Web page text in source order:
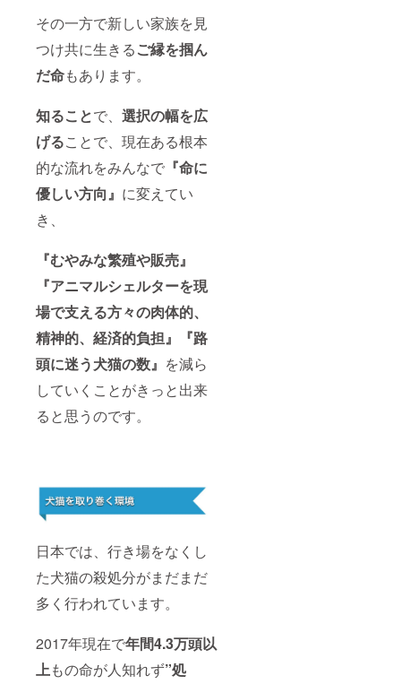
その一方で新しい家族を見
つけ共に生きるご縁を掴ん
だ命もあります。
知ることで、 選択の幅を広
げることで、現在ある根本
的な流れをみんなで 『命に
優しい方向』 に変えてい
き、
『むやみな繁殖や販売』
『アニマルシェルターを現
場で支える方々の肉体的、
精神的、経済的負担』
『路
頭に迷う犬猫の数』 を減ら
していくことがきっと出来
ると思うのです。
日本では、行き場をなくし
た犬猫の殺処分がまだまだ
多く行われています。
2017年現在で年間4.3万頭以
上もの命が人知れず”処